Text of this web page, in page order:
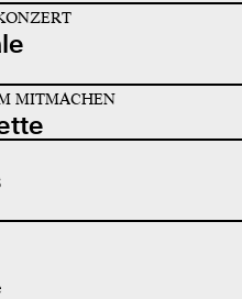
MITMACHEN